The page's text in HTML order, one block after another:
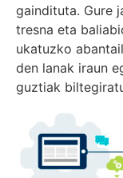
gaindituta. Gure
tresna eta
ukatuzko
den lanak iraun
guztiak